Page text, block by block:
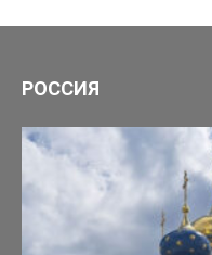
РОССИЯ